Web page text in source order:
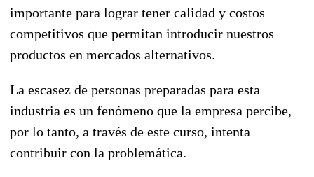
importante para lograr tener calidad y costos
competitivos que permitan introducir nuestros
productos en mercados alternativos.
La escasez de personas preparadas para esta
industria es un fenómeno que la empresa percibe,
por lo tanto, a través de este curso, intenta
contribuir con la problemática.